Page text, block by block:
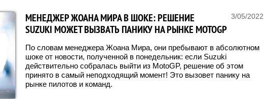
3/05/2022
МЕНЕДЖЕР ЖОАНА МИРА В ШОКЕ: РЕШЕНИЕ
SUZUKI МОЖЕТ ВЫЗВАТЬ ПАНИКУ НА РЫНКЕ MOTOGP
По словам менеджера Жоана Мира, они пребывают в абсолютном
шоке от новости, полученной в понедельник: если Suzuki
действительно собралась выйти из MotoGP, решение об этом
принято в самый неподходящий момент! Это вызовет панику на
рынке пилотов и команд.